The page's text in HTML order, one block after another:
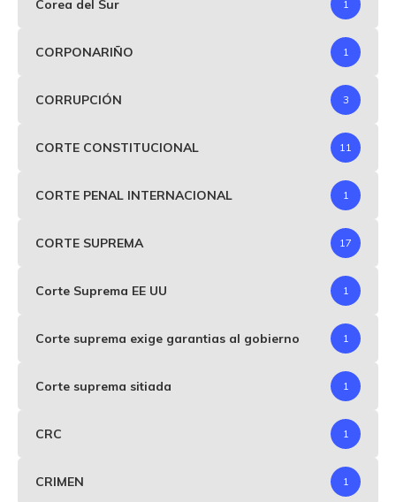
Corea del Sur 1
CORPONARIÑO 1
CORRUPCIÓN 3
CORTE CONSTITUCIONAL 11
CORTE PENAL INTERNACIONAL 1
CORTE SUPREMA 17
Corte Suprema EE UU 1
Corte suprema exige garantias al gobierno 1
Corte suprema sitiada 1
CRC 1
CRIMEN 1